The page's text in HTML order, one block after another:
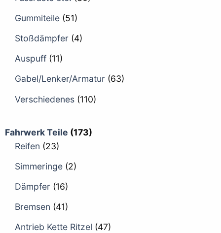
Gummiteile (51)
Stoßdämpfer (4)
Auspuff (11)
Gabel/Lenker/Armatur (63)
Verschiedenes (110)
Fahrwerk Teile (173)
Reifen (23)
Simmeringe (2)
Dämpfer (16)
Bremsen (41)
Antrieb Kette Ritzel (47)